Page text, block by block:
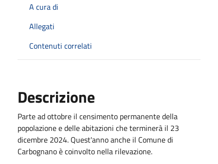
A cura di
Allegati
Contenuti correlati
Descrizione
Parte ad ottobre il censimento permanente della
popolazione e delle abitazioni che terminerà il 23
dicembre 2024. Quest'anno anche il Comune di
Carbognano è coinvolto nella rilevazione.